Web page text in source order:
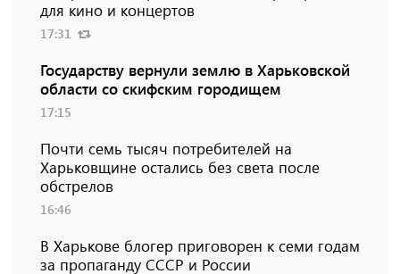
для кино и концертов
17:31
Государству вернули землю в Харьковской
области со скифским городищем
17:15
Почти семь тысяч потребителей на
Харьковщине остались без света после
обстрелов
16:46
В Харькове блогер приговорен к семи годам
за пропаганду СССР и России